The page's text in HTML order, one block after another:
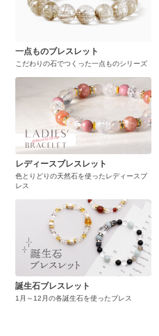
一点ものブレスレット
こだわりの石でつくった一点ものシリーズ
レディースブレスレット
色とりどりの天然石を使ったレディースブ
レス
誕生石ブレスレット
1月～12月の各誕生石を使ったブレス